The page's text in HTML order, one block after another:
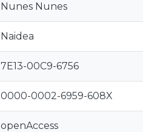
Nunes Nunes
Naidea
7E13-00C9-6756
0000-0002-6959-608X
openAccess